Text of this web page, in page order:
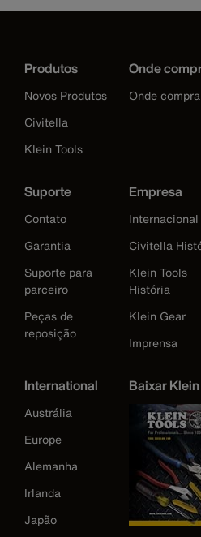
Produtos
Novos Produtos
Civitella
Klein Tools
Onde
Onde
Suporte
Contato
Garantia
Suporte para
parceiro
Peças de
reposição
Empresa
Internacional
Civitella
Klein Tools
História
Klein Gear
Imprensa
International
Austrália
Europe
Alemanha
Irlanda
Japão
Baixar